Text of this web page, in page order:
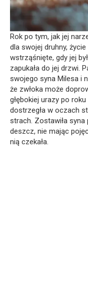
Rok po tym, jak jej
dla swojej druhny,
wstrząśnięte, gdy jej
zapukała do jej drzwi.
swojego syna Milesa i
że zwłoka może
głębokiej urazy po
dostrzegła w oczach
strach. Zostawiła syna
deszcz, nie mając
nią czekała.